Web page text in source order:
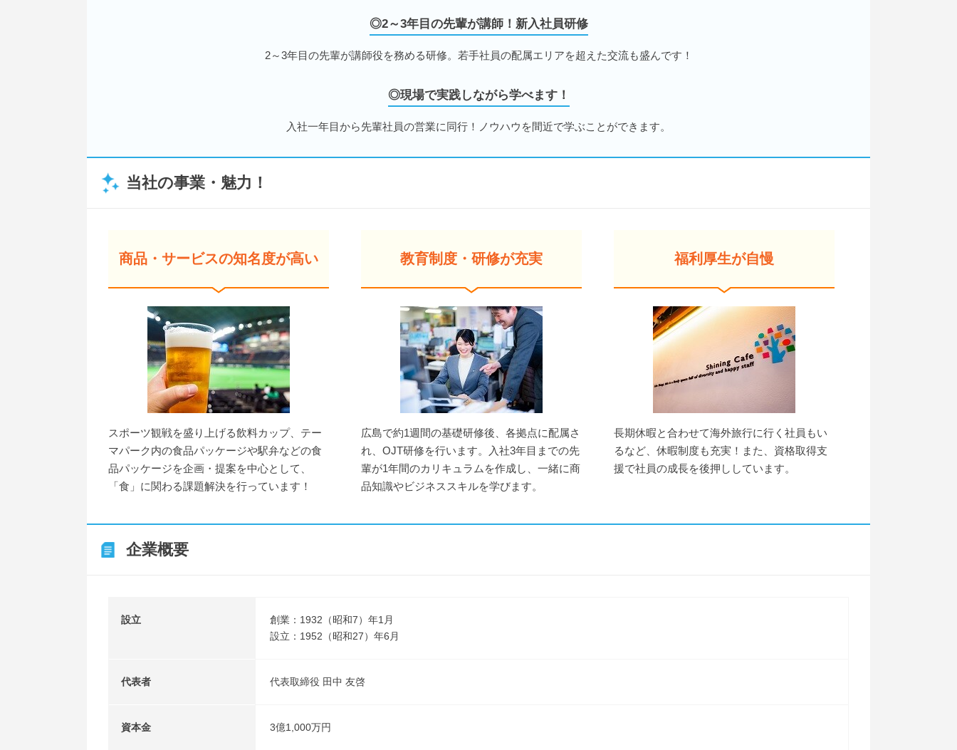
◎2～3年目の先輩が講師！新入社員研修
2～3年目の先輩が講師役を務める研修。若手社員の配属エリアを超えた交流も盛んです！
◎現場で実践しながら学べます！
入社一年目から先輩社員の営業に同行！ノウハウを間近で学ぶことができます。
当社の事業・魅力！
商品・サービスの知名度が高い
スポーツ観戦を盛り上げる飲料カップ、テー
マパーク内の食品パッケージや駅弁などの食
品パッケージを企画・提案を中心として、
「食」に関わる課題解決を行っています！
教育制度・研修が充実
広島で約1週間の基礎研修後、各拠点に配属さ
れ、OJT研修を行います。入社3年目までの先
輩が1年間のカリキュラムを作成し、一緒に商
品知識やビジネススキルを学びます。
福利厚生が自慢
長期休暇と合わせて海外旅行に行く社員もい
るなど、休暇制度も充実！また、資格取得支
援で社員の成長を後押ししています。
企業概要
設立
創業：1932（昭和7）年1月
設立：1952（昭和27）年6月
代表者 代表取締役 田中 友啓
資本金 3億1,000万円